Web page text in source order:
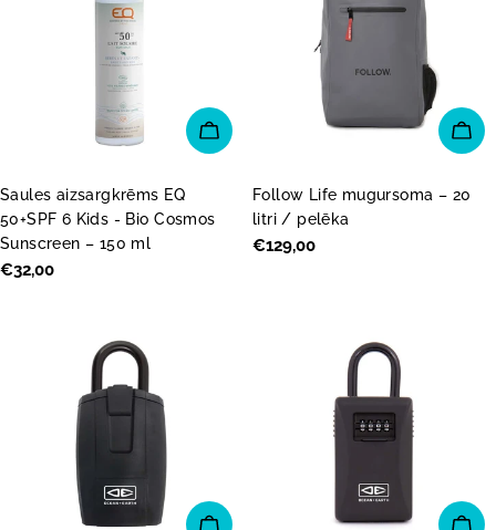
PIEVIENOT GROZAM
Saules aizsargkrēms EQ
50+SPF 6 Kids - Bio Cosmos
Sunscreen – 150 ml
Parastā
€32,00
Follow Life mugursoma – 20
litri / pelēka
Parastā
€129,00
PIEVIENOT GROZAM